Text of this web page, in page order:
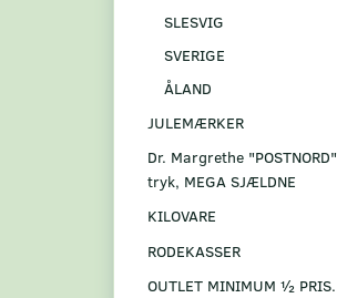
SLESVIG
SVERIGE
ÅLAND
JULEMÆRKER
Dr. Margrethe "POSTNORD"
tryk, MEGA SJÆLDNE
KILOVARE
RODEKASSER
OUTLET MINIMUM ½ PRIS.